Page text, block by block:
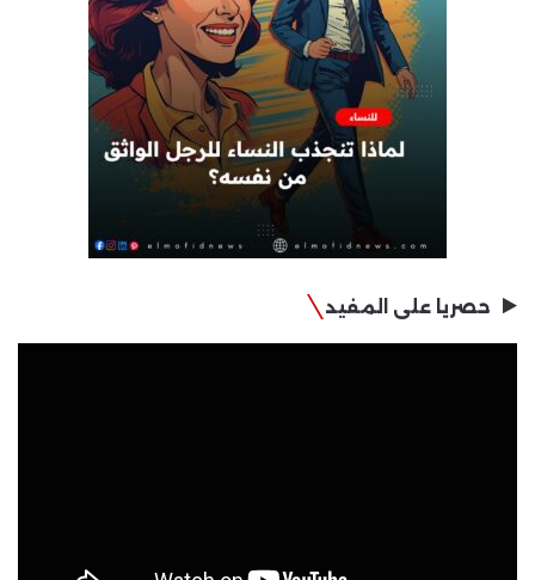
حصريا على المفيد